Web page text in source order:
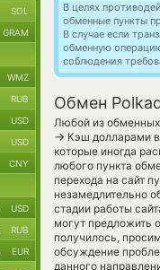
В целях
обменные пункты
В случае если
обменную
соблюдения
Обмен
Любой из обменных
→ Кэш долларами
которые иногда
любого пункта
перехода на сайт
незамедлительно
стадии работы
могут предложить
получилось,
обсуждение
данного
SOL
GRAM
WMZ
RUB
USD
USD
CNY
USD
RUB
EUR